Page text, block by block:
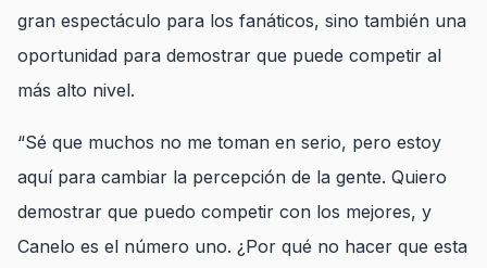
gran espectáculo para los fanáticos, sino también una
oportunidad para demostrar que puede competir al
más alto nivel.
“Sé que muchos no me toman en serio, pero estoy
aquí para cambiar la percepción de la gente. Quiero
demostrar que puedo competir con los mejores, y
Canelo es el número uno. ¿Por qué no hacer que esta